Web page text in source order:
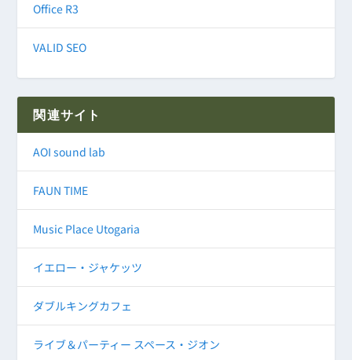
Office R3
VALID SEO
関連サイト
AOI sound lab
FAUN TIME
Music Place Utogaria
イエロー・ジャケッツ
ダブルキングカフェ
ライブ＆パーティー スペース・ジオン